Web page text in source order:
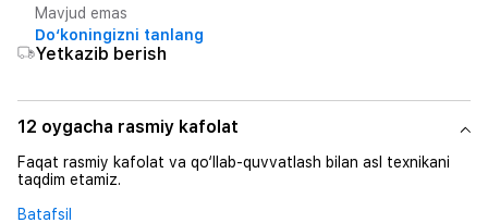
Mavjud emas
Do‘koningizni tanlang
Yetkazib berish
12 oygacha rasmiy kafolat
Faqat rasmiy kafolat va qo‘llab-quvvatlash bilan asl texnikani
taqdim etamiz.
Batafsil